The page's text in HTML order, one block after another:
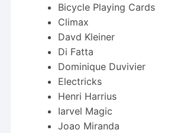
Bicycle Playing Cards
Climax
Davd Kleiner
Di Fatta
Dominique Duvivier
Electricks
Henri Harrius
Iarvel Magic
Joao Miranda